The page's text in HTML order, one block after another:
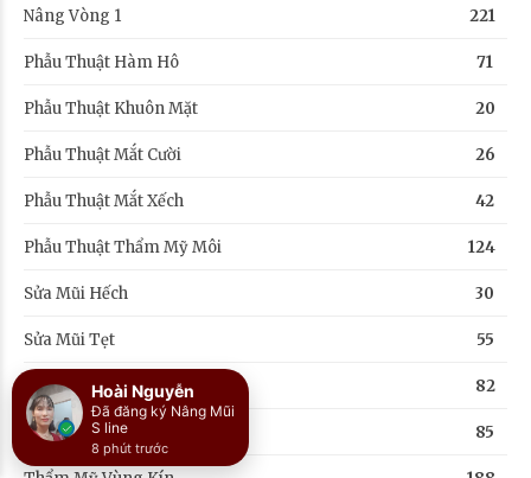
Nâng Vòng 1 221
Phẫu Thuật Hàm Hô 71
Phẫu Thuật Khuôn Mặt 20
Phẫu Thuật Mắt Cười 26
Phẫu Thuật Mắt Xếch 42
Phẫu Thuật Thẩm Mỹ Môi 124
Sửa Mũi Hếch 30
Sửa Mũi Tẹt 55
Tạo Môi Trái Tim 82
Thẩm Mỹ Mắt 85
Hoài Nguyễn
Đã đăng ký Nâng Mũi
S line
8 phút trước